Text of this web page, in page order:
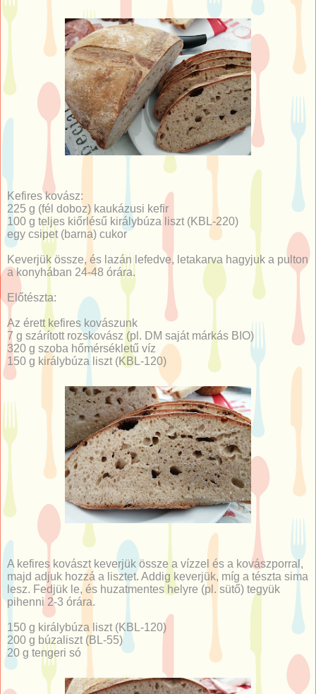
Kefires kovász:
225 g (fél doboz) kaukázusi kefir
100 g teljes kiőrlésű királybúza liszt (KBL-220)
egy csipet (barna) cukor
Keverjük össze, és lazán lefedve, letakarva hagyjuk a pulton
a konyhában 24-48 órára.
Előtészta:
Az érett kefires kovászunk
7 g szárított rozskovász (pl. DM saját márkás BIO)
320 g szoba hőmérsékletű víz
150 g királybúza liszt (KBL-120)
A kefires kovászt keverjük össze a vízzel és a kovászporral,
majd adjuk hozzá a lisztet. Addig keverjük, míg a tészta sima
lesz. Fedjük le, és huzatmentes helyre (pl. sütő) tegyük
pihenni 2-3 órára.
150 g királybúza liszt (KBL-120)
200 g búzaliszt (BL-55)
20 g tengeri só